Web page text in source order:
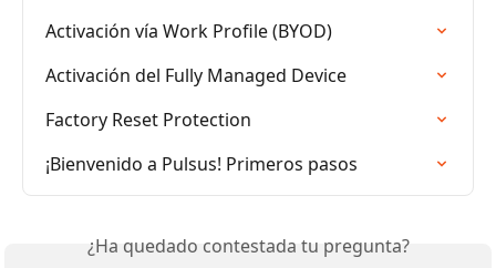
Activación vía Work Profile (BYOD)
Activación del Fully Managed Device
Factory Reset Protection
¡Bienvenido a Pulsus! Primeros pasos
¿Ha quedado contestada tu pregunta?